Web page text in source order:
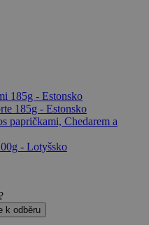
185g - Estonsko
185g - Estonsko
papričkami, Chedarem a
- Lotyšsko